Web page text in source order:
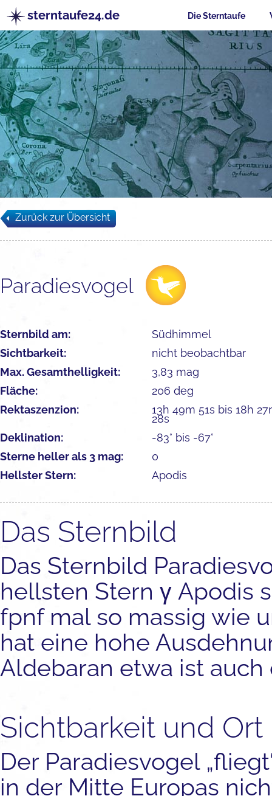
sterntaufe24.de Die Sterntaufe
Zurück zur Übersicht
Paradiesvogel
Sternbild am:
Südhimmel
Sichtbarkeit:
nicht beobachtbar
Max. Gesamthelligkeit:
3,83 mag
Fläche:
206 deg
Rektaszenzion:
13h 49m 51s bis 18h
28s
Deklination:
-83° bis -67°
Sterne heller als 3 mag:
0
Hellster Stern:
Apodis
Das Sternbild
Das Sternbild
hellsten Stern γ Apodis
fpnf mal so massig wie
hat eine hohe
Aldebaran etwa ist auch
Sichtbarkeit und Ort
Der Paradiesvogel
in der Mitte Europas